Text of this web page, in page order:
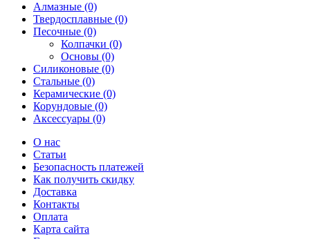
Алмазные (0)
Твердосплавные (0)
Песочные (0)
Колпачки (0)
Основы (0)
Силиконовые (0)
Стальные (0)
Керамические (0)
Корундовые (0)
Аксессуары (0)
О нас
Статьи
Безопасность платежей
Как получить скидку
Доставка
Контакты
Оплата
Карта сайта